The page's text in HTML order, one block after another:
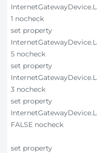
1 nocheck
set property
5 nocheck
set property
3 nocheck
set property
FALSE nocheck
set property